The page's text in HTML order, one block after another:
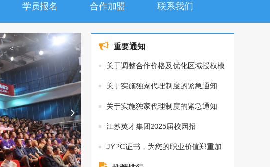
学员报名 合作加盟 联系我们
重要通知
关于调整合作价格及优化区域授权模
关于实施独家代理制度的紧急通知
关于实施独家代理制度的紧急通知
江苏英才集团2025届校园招
JYPC证书，为您的职业价值郑重加
冕